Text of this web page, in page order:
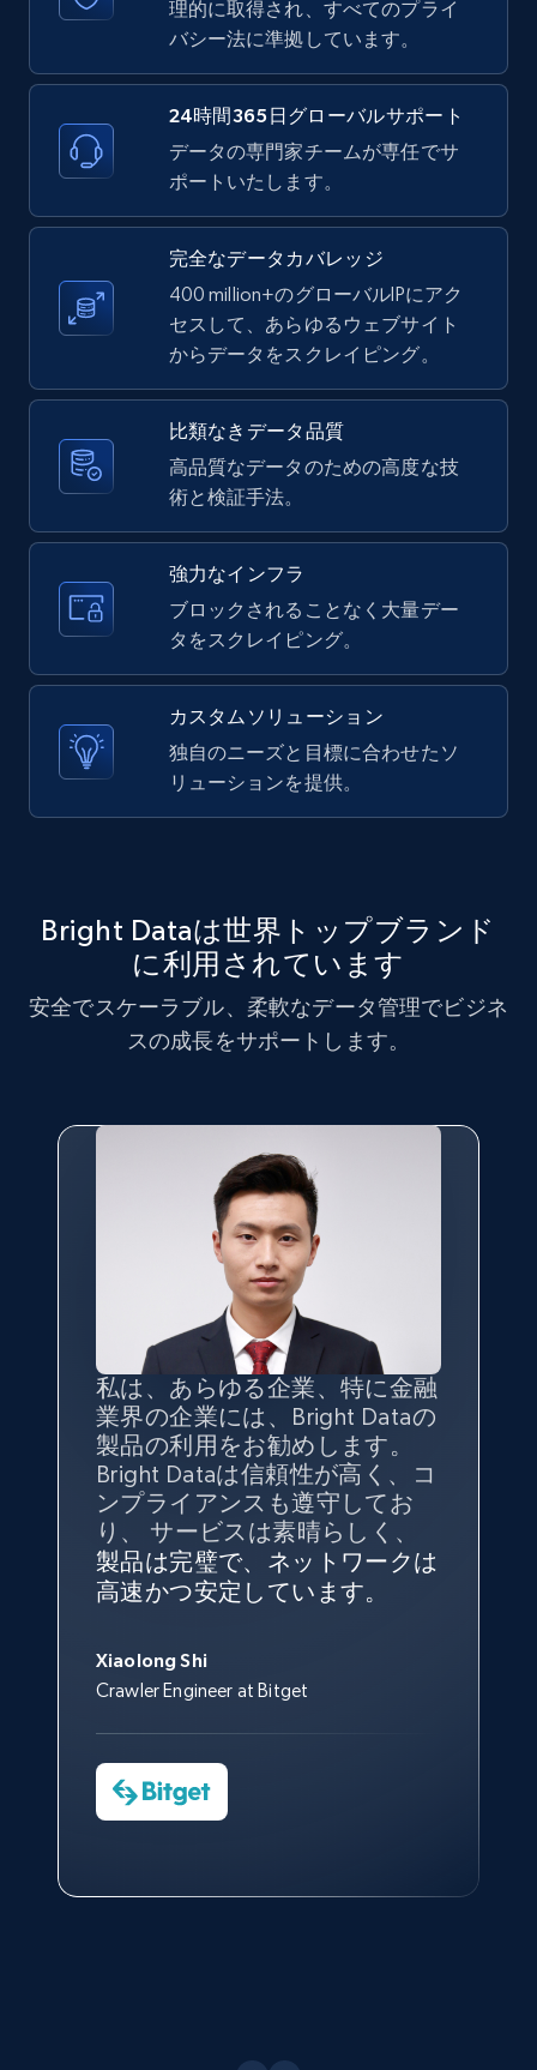
11.3K+ 1.5K+ 無料トライアル
LinkedIn posts - Discover new posts
company URL
URL, ID, User id, Use url, Title, Headline, Post
text, Date posted, and more.
1.5K+ 無料トライアル
X (formerly Twitter) - Posts
ID, User posted, Name, Description, Date
10.4K+ 1.2K+
X (formerly Twitter) - Posts - Collecting
Twitter posts URLs
ID, User posted, Name, Description, Date
X (formerly Twitter) - Posts - Getting x
posts by array of profiles
ID, User posted, Name, Description, Date
Account id, Nickname, Biography, Awg
engagement rate, Comment engagement rate,
Like engagement rate, Bio link, Predicted lang,
and more.
8.3K+ 963+ 無料トライアル
TikTok - Profiles - Discover by search URL
and country
engagement rate, Comment engagement rate,
Like engagement rate, Bio link, Predicted lang,
and more.
8.3K+ 963+
Youtube - Videos posts
理的に取得され、すべてのプライ
バシー法に準拠しています。
24時間365日グローバルサポート
データの専門家チームが専任でサ
ポートいたします。
完全なデータカバレッジ
400 million+のグローバルIPにアク
セスして、あらゆるウェブサイト
からデータをスクレイピング。
比類なきデータ品質
高品質なデータのための高度な技
術と検証手法。
強力なインフラ
ブロックされることなく大量デー
タをスクレイピング。
カスタムソリューション
独自のニーズと目標に合わせたソ
リューションを提供。
Bright Dataは世界トップブランド
に利用されています
安全でスケーラブル、柔軟なデータ管理でビジネ
スの成長をサポートします。
私は、あらゆる企業、特に金融
業界の企業には、Bright Dataの
製品の利用をお勧めします。
Bright Dataは信頼性が高く、コ
ンプライアンスも遵守してお
り、 サービスは素晴らしく、
製品は完璧で、ネットワークは
高速かつ安定しています。
Xiaolong Shi
Crawler Engineer at Bitget
インターネットから公開ウェブ
データを収集する機能なしで
は、ブランドがすべての媒体に
向けて紹介されたこと、またそ
の展開先を知りえることはでき
トなしでは急成長を遂げること
はできなかったでしょう。
Data Science Specialist
インターネットから公開ウェブ
データを収集する機能なしで
は、ブランドがすべての媒体に
向けて紹介されたこと、またそ
の展開先を知りえることはでき
ず、また、Bright Dataのサポー
トなしでは急成長を遂げること
はできなかったでしょう。
Sarah Melville
Media Director at YouGov Sport
私の経験から言えば、Bright
Dataのサービスは極めて貴重な
ものでした。Bright Dataのおか
げで、当社のニーズを満たすの
に十分な公開ウェブデータを収
サポートおよび開発スタッフの
おかげで、多くのプロセスを最
Charmagne Cruz
Head of Reporting & Analytics, Business
データの 質 と量を最大限に確
保することが最も重要であり、
そこでBright Dataとtgndataの
組み合わせが威力を発揮しま
す。
George Koutsoudopoulos
CEO at tgndata
今すぐ観る
信頼性に非常に感銘を受けてお
り、Bright Dataには全体的に大
変満足しています。アカウント
マネージャーとは定期的な連絡
ルートがあり、非常に協力的で
Yorgos Panzaris
CTO at Convert Group
Bright Dataとの提携には大変満
足しております。全てが順調
で、ネットワークは非常に 安定
しており、 カスタマーサービス
にも満足しています。 サポート
す。
Cheddi Rai
CEO at AdRetreaver